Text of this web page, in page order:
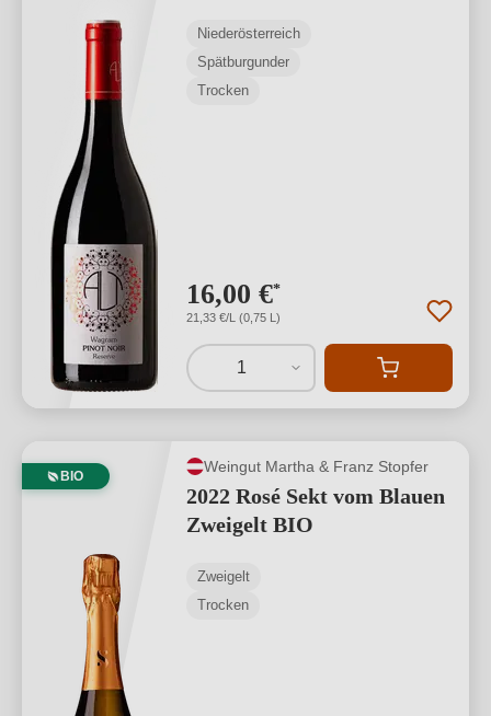
Niederösterreich
Spätburgunder
Trocken
16,00 €*
21,33 €/L (0,75 L)
1
BIO
Weingut Martha & Franz Stopfer
2022 Rosé Sekt vom Blauen
Zweigelt BIO
Zweigelt
Trocken